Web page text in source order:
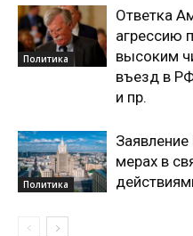
Политика
Ответка
агрессию
высоким
въезд в
и пр.
Политика
мерах в